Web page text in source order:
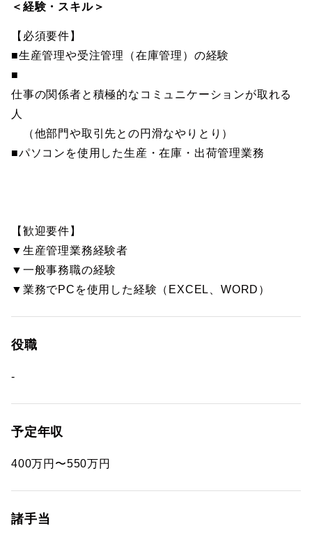
＜経験・スキル＞
【必須要件】
■生産管理や受注管理（在庫管理）の経験
■
仕事の関係者と積極的なコミュニケーションが取れる
人
（他部門や取引先との円滑なやりとり）
■パソコンを使用した生産・在庫・出荷管理業務
【歓迎要件】
▼生産管理業務経験者
▼一般事務職の経験
▼業務でPCを使用した経験（EXCEL、WORD）
役職
-
予定年収
400万円〜550万円
諸手当